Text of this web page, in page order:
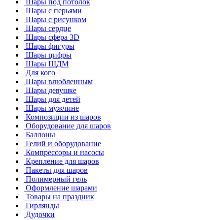
Шары с перьями
Шары с рисунком
Шары сердце
Шары сфера 3D
Шары фигуры
Шары цифры
Шары ШДМ
Для кого
Шары влюбленным
Шары девушке
Шары для детей
Шары мужчине
Композиции из шаров
Оборудование для шаров
Баллоны
Гелий и оборудование
Компрессоры и насосы
Крепление для шаров
Пакеты для шаров
Полимерный гель
Оформление шарами
Товары на праздник
Гирлянды
Дудочки